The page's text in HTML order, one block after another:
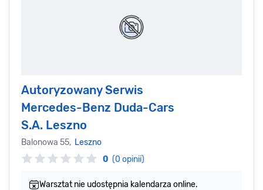
Autoryzowany Serwis
Mercedes-Benz Duda-Cars
S.A. Leszno
Balonowa 55, Leszno
0 (0 opinii)
Warsztat nie udostępnia kalendarza online.